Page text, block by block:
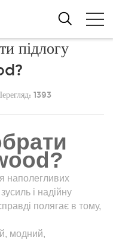
підлогу
1393
наполегливих
і надійну
полягає в тому,
модний,